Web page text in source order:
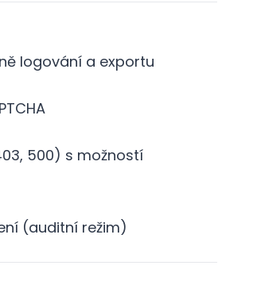
logování a exportu
500) s možností
(auditní režim)